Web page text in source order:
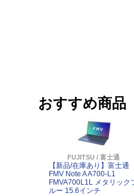
おすすめ商品
FUJITSU / 富士通
【新品/在庫あり】富士通
FMV Note A A700-L1
FMVA700L1L メタリック
ルー 15.6インチ